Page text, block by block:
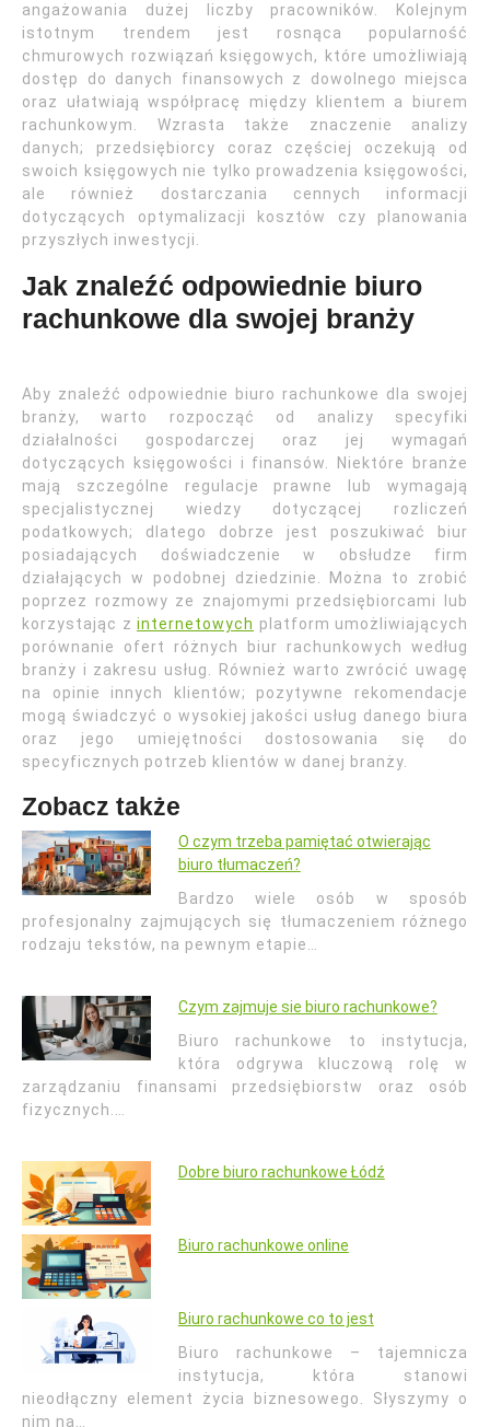
angażowania dużej liczby pracowników. Kolejnym
istotnym trendem jest rosnąca popularność
chmurowych rozwiązań księgowych, które umożliwiają
dostęp do danych finansowych z dowolnego miejsca
oraz ułatwiają współpracę między klientem a biurem
rachunkowym. Wzrasta także znaczenie analizy
danych; przedsiębiorcy coraz częściej oczekują od
swoich księgowych nie tylko prowadzenia księgowości,
ale również dostarczania cennych informacji
dotyczących optymalizacji kosztów czy planowania
przyszłych inwestycji.
Jak znaleźć odpowiednie biuro
rachunkowe dla swojej branży
Aby znaleźć odpowiednie biuro rachunkowe dla swojej
branży, warto rozpocząć od analizy specyfiki
działalności gospodarczej oraz jej wymagań
dotyczących księgowości i finansów. Niektóre branże
mają szczególne regulacje prawne lub wymagają
specjalistycznej wiedzy dotyczącej rozliczeń
podatkowych; dlatego dobrze jest poszukiwać biur
posiadających doświadczenie w obsłudze firm
działających w podobnej dziedzinie. Można to zrobić
poprzez rozmowy ze znajomymi przedsiębiorcami lub
korzystając z internetowych platform umożliwiających
porównanie ofert różnych biur rachunkowych według
branży i zakresu usług. Również warto zwrócić uwagę
na opinie innych klientów; pozytywne rekomendacje
mogą świadczyć o wysokiej jakości usług danego biura
oraz jego umiejętności dostosowania się do
specyficznych potrzeb klientów w danej branży.
Zobacz także
O czym trzeba pamiętać otwierając
biuro tłumaczeń?
Bardzo wiele osób w sposób
profesjonalny zajmujących się tłumaczeniem różnego
rodzaju tekstów, na pewnym etapie…
Czym zajmuje sie biuro rachunkowe?
Biuro rachunkowe to instytucja,
która odgrywa kluczową rolę w
zarządzaniu finansami przedsiębiorstw oraz osób
fizycznych.…
Dobre biuro rachunkowe Łódź
Biuro rachunkowe online
Biuro rachunkowe co to jest
Biuro rachunkowe – tajemnicza
instytucja, która stanowi
nieodłączny element życia biznesowego. Słyszymy o
nim na…